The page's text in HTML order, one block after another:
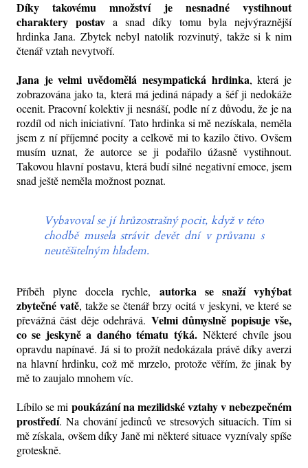
Díky takovému množství je nesnadné vystihnout
charaktery postava snad díky tomu byla nejvýraznější
hrdinka Jana. Zbytek nebyl natolik rozvinutý, takže si k nim
čtenář vztah nevytvoří.
Jana je velmi uvědomělá nesympatická hrdinka, která je
zobrazována jako ta, která má jediná nápady a šéf ji nedokáže
ocenit. Pracovní kolektiv ji nesnáší, podle ní z důvodu, že je na
rozdíl od nich iniciativní. Tato hrdinka si mě nezískala, neměla
jsem z ní příjemné pocity a celkově mi to kazilo čtivo. Ovšem
musím uznat, že autorce se ji podařilo úžasně vystihnout.
Takovou hlavní postavu, která budí silné negativní emoce, jsem
snad ještě neměla možnost poznat.
Vybavoval se jí hrůzostrašný pocit, když v této
chodbě musela strávit devět dní v průvanu s
neutěšitelným hladem.
Příběh plyne docela rychle, autorka se snaží vyhýbat
zbytečné vatě, takže se čtenář brzy ocitá v jeskyni, ve které se
převážná část děje odehrává. Velmi důmyslně popisuje vše,
co se jeskyně a daného tématu týká.Některé chvíle jsou
opravdu napínavé. Já si to prožít nedokázala právě díky averzi
na hlavní hrdinku, což mě mrzelo, protože věřím, že jinak by
mě to zaujalo mnohem víc.
Líbilo se mi poukázání na mezilidské vztahy v nebezpečném
prostředí. Na chování jedinců ve stresových situacích. Tím si
mě získala, ovšem díky Janě mi některé situace vyznívaly spíše
groteskně.